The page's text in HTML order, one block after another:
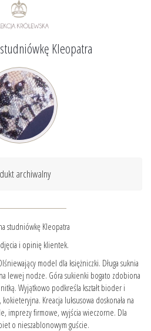
Kleopatra
archiwalny
studniówkę Kleopatra
i opinię klientek.
model dla księżniczki. Długa suknia
lewej nodze. Góra sukienki bogato zdobiona
Wyjątkowo podkreśla kształt bioder i
Kreacja luksusowa doskonała na
imprezy firmowe, wyjścia wieczorne. Dla
o nieszablonowym guście.